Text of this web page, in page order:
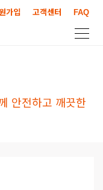
가입 고객센터 FAQ
안전하고 깨끗한